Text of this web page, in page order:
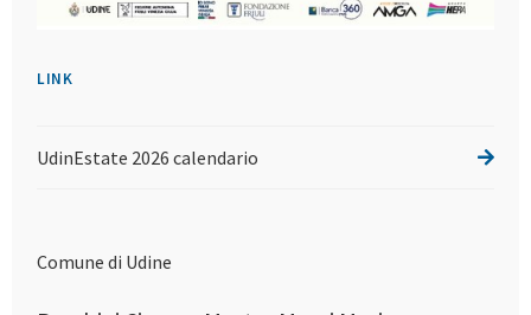
LINK
UdinEstate 2026 calendario
Comune di Udine